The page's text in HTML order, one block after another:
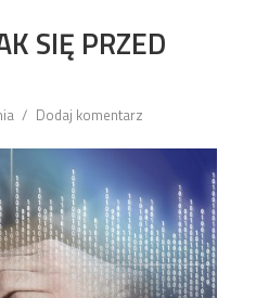
SIĘ PRZED
Dodaj komentarz